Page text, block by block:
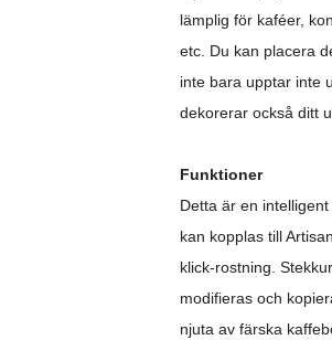
lämplig för kaféer,
etc. Du kan placera
inte bara upptar inte
dekorerar också ditt
Funktioner
Detta är en
kan kopplas till
klick-rostning.
modifieras och
njuta av färska